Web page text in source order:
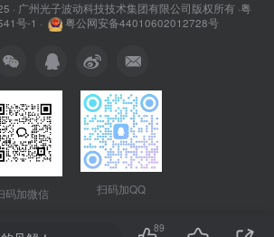
· 广州光子波动科技技术集团有限公司版权所有·粤
号-1 · 粤公网安备44010602012728号
码加微信 扫码加QQ
89